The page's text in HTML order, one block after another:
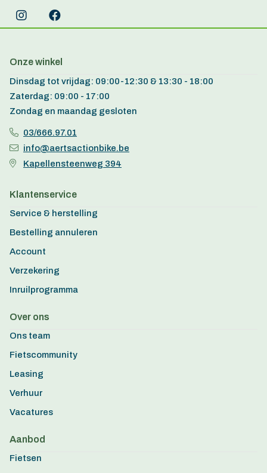
Onze winkel
Dinsdag tot vrijdag: 09:00-12:30 & 13:30 - 18:00
Zaterdag: 09:00 - 17:00
Zondag en maandag gesloten
03/666.97.01
info@aertsactionbike.be
Kapellensteenweg 394
Klantenservice
Service & herstelling
Bestelling annuleren
Account
Verzekering
Inruilprogramma
Over ons
Ons team
Fietscommunity
Leasing
Verhuur
Vacatures
Aanbod
Fietsen